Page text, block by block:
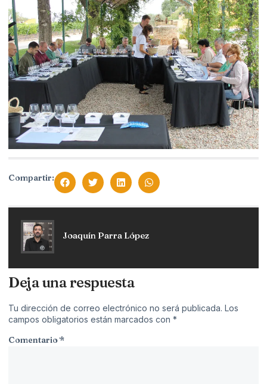
Compartir:
Joaquín Parra López
Deja una respuesta
Tu dirección de correo electrónico no será publicada. Los
campos obligatorios están marcados con *
Comentario*